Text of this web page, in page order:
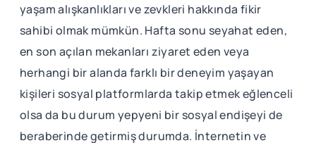
yaşam alışkanlıkları ve zevkleri hakkında fikir
sahibi olmak mümkün. Hafta sonu seyahat eden,
en son açılan mekanları ziyaret eden veya
herhangi bir alanda farklı bir deneyim yaşayan
kişileri sosyal platformlarda takip etmek eğlenceli
olsa da bu durum yepyeni bir sosyal endişeyi de
beraberinde getirmiş durumda. İnternetin ve